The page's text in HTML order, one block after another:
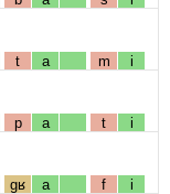
t a m i
p a t i
gʁ a f i